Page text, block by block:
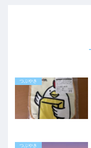
つぶやき
つぶやき